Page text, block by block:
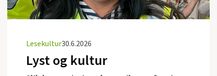
Lesekultur30.6.2026
Lyst og kultur